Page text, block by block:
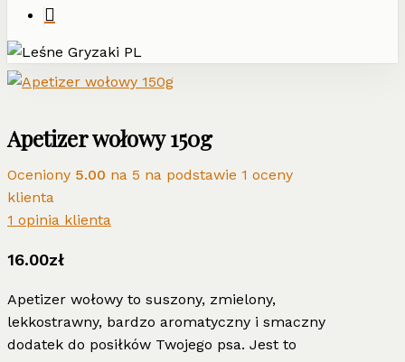
Apetizer wołowy 150g
Oceniony 5.00 na 5 na podstawie 1 oceny
klienta
1 opinia klienta
16.00zł
Apetizer wołowy to suszony, zmielony,
lekkostrawny, bardzo aromatyczny i smaczny
dodatek do posiłków Twojego psa. Jest to